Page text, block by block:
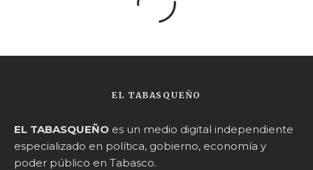
EL TABASQUEÑO
EL TABASQUEÑO es un medio digital independiente
especializado en política, gobierno, economía y
poder público en Tabasco.